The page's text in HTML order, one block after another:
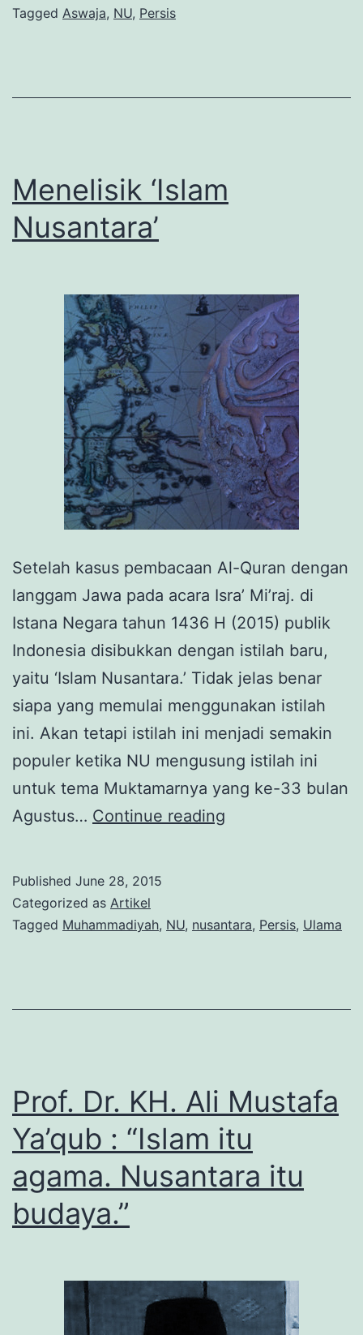
dan
(Persis)
yang
Bersilang,
Hati
Bertaut
Tagged Aswaja, NU, Persis
Menelisik ‘Islam
Nusantara’
Setelah kasus pembacaan Al-Quran dengan
langgam Jawa pada acara Isra’ Mi’raj. di
Istana Negara tahun 1436 H (2015) publik
Indonesia disibukkan dengan istilah baru,
yaitu ‘Islam Nusantara.’ Tidak jelas benar
siapa yang memulai menggunakan istilah
ini. Akan tetapi istilah ini menjadi semakin
populer ketika NU mengusung istilah ini
untuk tema Muktamarnya yang ke-33 bulan
Agustus… Continue reading
Published June 28, 2015
Categorized as Artikel
Tagged Muhammadiyah, NU, nusantara, Persis, Ulama
Prof. Dr. KH. Ali Mustafa
Ya’qub : “Islam itu
agama. Nusantara itu
budaya.”